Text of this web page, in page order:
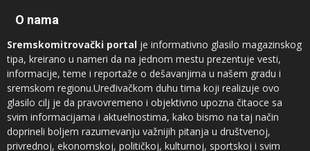
O nama
Sremskomitrovački portal je informativno glasilo magazinskog
tipa, kreirano u nameri da na jednom mestu prezentuje vesti,
informacije, teme i reportaže o dešavanjima u našem gradu i
sremskom regionu.Uređivačkom duhu tima koji realizuje ovo
glasilo cilj je da pravovremeno i objektivno upozna čitaoce sa
svim informacijama i aktuelnostima, kako bismo na taj način
doprineli boljem razumevanju važnijih pitanja u društvenoj,
privrednoj, ekonomskoj, političkoj, kulturnoj, sportskoj i svim